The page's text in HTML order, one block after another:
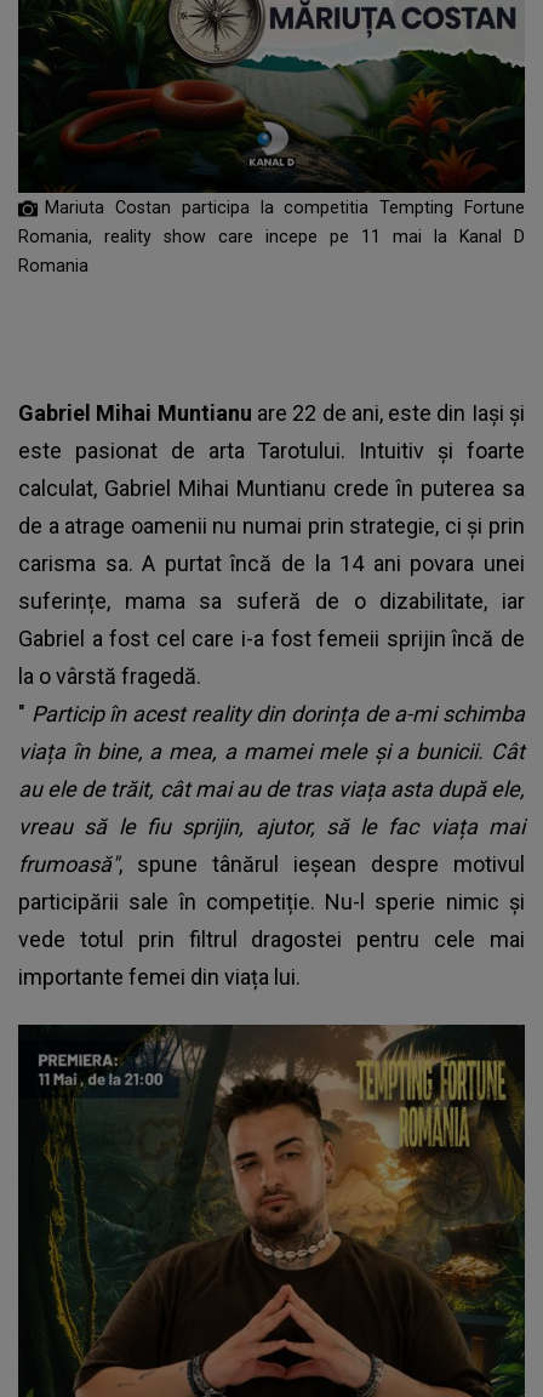
Mariuta Costan participa la competitia Tempting Fortune
Romania, reality show care incepe pe 11 mai la Kanal D
Romania
Gabriel Mihai Muntianu are 22 de ani, este din Iași și
este pasionat de arta Tarotului. Intuitiv și foarte
calculat, Gabriel Mihai Muntianu crede în puterea sa
de a atrage oamenii nu numai prin strategie, ci și prin
carisma sa. A purtat încă de la 14 ani povara unei
suferințe, mama sa suferă de o dizabilitate, iar
Gabriel a fost cel care i-a fost femeii sprijin încă de
la o vârstă fragedă.
" Particip în acest reality din dorința de a-mi schimba
viața în bine, a mea, a mamei mele și a bunicii. Cât
au ele de trăit, cât mai au de tras viața asta după ele,
vreau să le fiu sprijin, ajutor, să le fac viața mai
frumoasă", spune tânărul ieșean despre motivul
participării sale în competiție. Nu-l sperie nimic și
vede totul prin filtrul dragostei pentru cele mai
importante femei din viața lui.